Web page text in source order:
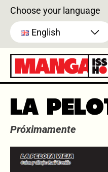
Choose your language
English
LA
Próximamente